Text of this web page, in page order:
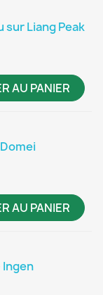
sur Liang Peak
AU PANIER
AU PANIER
Ingen